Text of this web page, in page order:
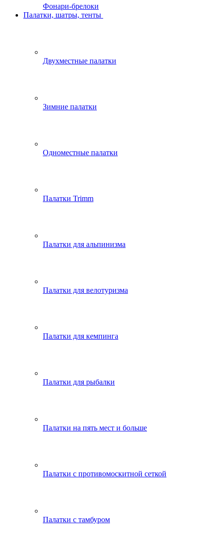
Фонари-брелоки
Палатки, шатры, тенты
Двухместные палатки
Зимние палатки
Одноместные палатки
Палатки Trimm
Палатки для альпинизма
Палатки для велотуризма
Палатки для кемпинга
Палатки для рыбалки
Палатки на пять мест и больше
Палатки с противомоскитной сеткой
Палатки с тамбуром